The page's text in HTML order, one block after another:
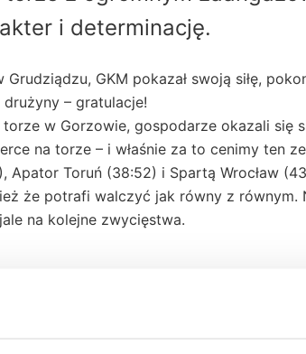
i determinację.
Grudziądzu, GKM pokazał swoją siłę,
– gratulacje!
w Gorzowie, gospodarze okazali się
na torze – i właśnie za to cenimy ten
Toruń (38:52) i Spartą Wrocław
że potrafi walczyć jak równy z równym.
na kolejne zwycięstwa.